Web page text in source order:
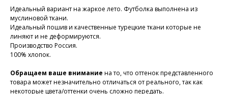
Идеальный вариант на жаркое лето. Футболка выполнена из
муслиновой ткани.
Идеальный пошив и качественные турецкие ткани которые не
линяют и не деформируются.
Производство Россия.
100% хлопок.
Обращаем ваше внимание на то, что оттенок представленного
товара может незначительно отличаться от реального, так как
некоторые цвета/оттенки очень сложно передать.